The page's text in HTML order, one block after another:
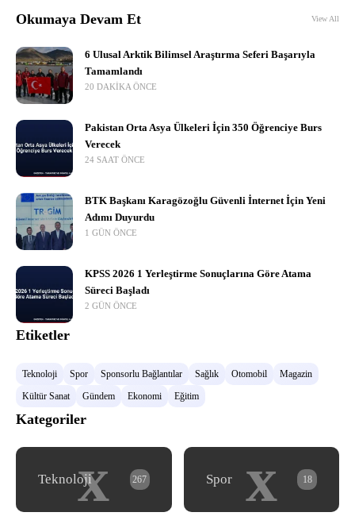
Okumaya Devam Et View All
6 Ulusal Arktik Bilimsel Araştırma Seferi Başarıyla
Tamamlandı
20 DAKIKA ÖNCE
Pakistan Orta Asya Ülkeleri İçin 350 Öğrenciye Burs
Verecek
24 SAAT ÖNCE
BTK Başkanı Karagözoğlu Güvenli İnternet İçin Yeni
Adımı Duyurdu
1 GÜN ÖNCE
KPSS 2026 1 Yerleştirme Sonuçlarına Göre Atama
Süreci Başladı
2 GÜN ÖNCE
Etiketler
Teknoloji Spor Sponsorlu Bağlantılar Sağlık Otomobil
Magazin
Kültür Sanat
Gündem Ekonomi Eğitim
Kategoriler
x
Teknoloji 267 x
Spor 18